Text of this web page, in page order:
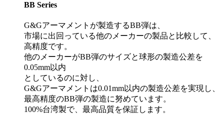
BB Series
G&Gアーマメントが製造するBB弾は、
市場に出回っている他のメーカーの製品と比較して、
高精度です。
他のメーカーがBB弾のサイズと球形の製造公差を
0.05mm以内
としているのに対し、
G&Gアーマメントは0.01mm以内の製造公差を実現し、
最高精度のBB弾の製造に努めています。
100%台湾製で、最高品質を保証します。